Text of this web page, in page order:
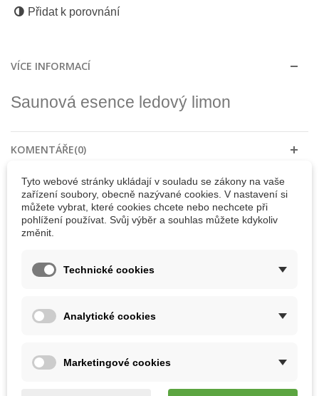
Přidat k porovnání
VÍCE INFORMACÍ
Saunová esence ledový limon
KOMENTÁŘE(0)
30 DALŠÍCH PRODUKTŮ VE STEJNÉ KATEGORII:
Tyto webové stránky ukládají v souladu se zákony na vaše
zařízení soubory, obecně nazývané cookies. V nastavení si
můžete vybrat, které cookies chcete nebo nechcete při
pohlížení používat. Svůj výběr a souhlas můžete kdykoliv
změnit.
Technické cookies
Analytické cookies
Marketingové cookies